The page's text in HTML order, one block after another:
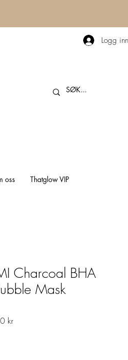
Logg inn
oss Thatglow VIP
Charcoal BHA
Mask
krSalgspris